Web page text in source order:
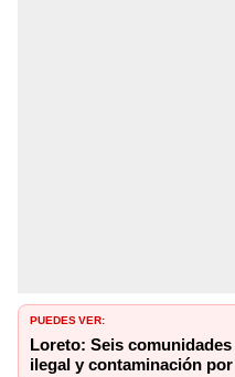
PUEDES VER:
Loreto: Seis
ilegal y contaminación